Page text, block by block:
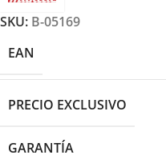
SKU: B-05169
EAN
PRECIO EXCLUSIVO
GARANTÍA